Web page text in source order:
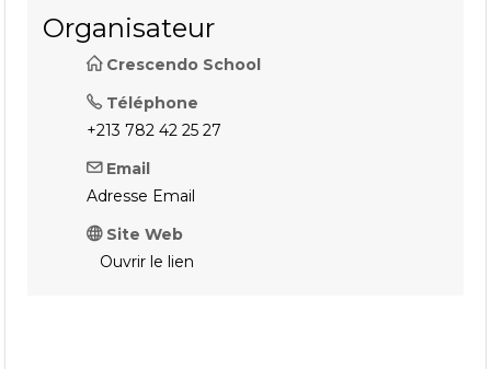
Organisateur
Crescendo School
Téléphone
+213 782 42 25 27
Email
Adresse Email
Site Web
Ouvrir le lien